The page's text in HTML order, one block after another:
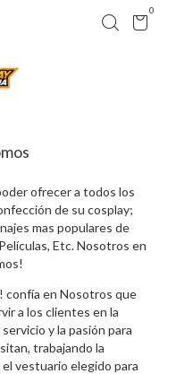
0
ofrecer a todos los
de su cosplay;
mas populares de
Etc. Nosotros en
confía en Nosotros que
a los clientes en la
y la pasión para
trabajando la
vestuario elegido para